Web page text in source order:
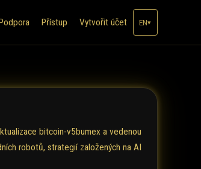
Přístup Vytvořit účet EN▾
bitcoin-v5bumex a vedenou
robotů, strategií založených na AI